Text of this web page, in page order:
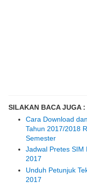
SILAKAN BACA JUGA :
Cara Download
Tahun 2017/2018
Semester
Jadwal Pretes SIM
2017
Unduh Petunjuk
2017